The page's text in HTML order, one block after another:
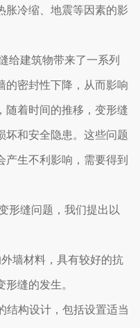
胀冷缩、地震等因素的影
给建筑物带来了一系列
的密封性下降，从而影响
随着时间的推移，变形缝
坏和安全隐患。这些问题
产生不利影响，需要得到
形缝问题，我们提出以
墙材料，具有较好的抗
缝的发生。
结构设计，包括设置适当